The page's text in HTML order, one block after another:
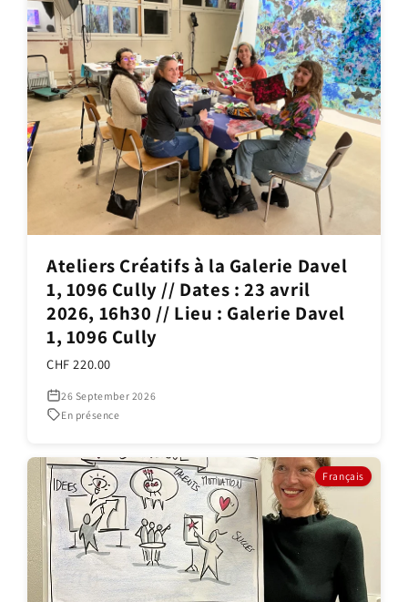
Ateliers Créatifs à la Galerie Davel
1, 1096 Cully // Dates : 23 avril
2026, 16h30 // Lieu : Galerie Davel
1, 1096 Cully
CHF 220.00
26 September 2026
En présence
Français